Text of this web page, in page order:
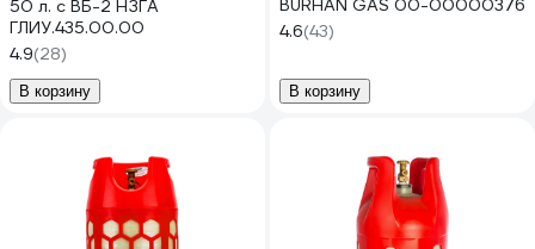
50 л. с ВБ-2 НЗГА
ГЛИУ.435.00.00
4.9(28)
В корзину
BURHAN GAS 00-00000376
4.6(43)
В корзину